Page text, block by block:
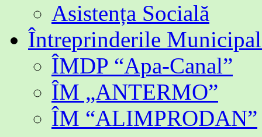
Asistența Socială
Întreprinderile
ÎMDP “Apa-Canal”
ÎM „ANTERMO”
ÎM “ALIMPRODAN”